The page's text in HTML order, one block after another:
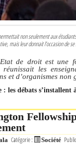
non seulement aux
mais leur donnait l’occasion de
Etat de droit est
les
et d’organismes non
les débats s’installent
Catégorie : Société